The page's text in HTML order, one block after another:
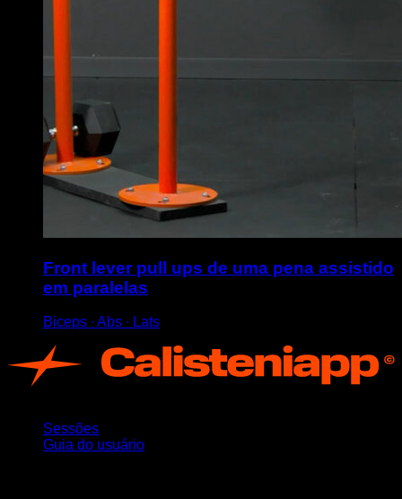
Front lever pull ups de uma pena assistido
em paralelas
Biceps ∙ Abs ∙ Lats
Sessões
Guia do usuário